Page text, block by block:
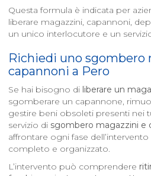
Questa formula è indicata per
liberare magazzini, capannoni,
un unico interlocutore e un
Richiedi uno sgombero
capannoni a Pero
Se hai bisogno di liberare un
sgomberare un capannone,
gestire beni obsoleti presenti nei
servizio di sgombero magazzini e
affrontare ogni fase
completo e organizzato.
L’intervento può comprendere